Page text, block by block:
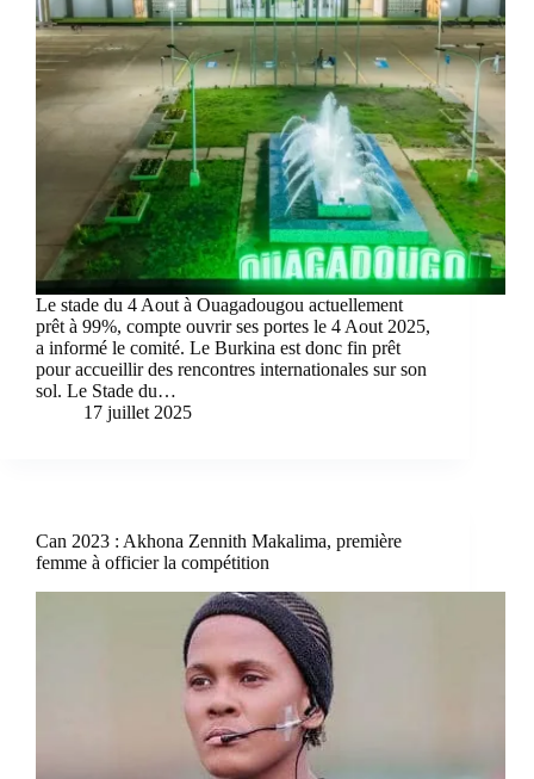
Le stade du 4 Aout à Ouagadougou actuellement
prêt à 99%, compte ouvrir ses portes le 4 Aout 2025,
a informé le comité. Le Burkina est donc fin prêt
pour accueillir des rencontres internationales sur son
sol. Le Stade du…
17 juillet 2025
Can 2023 : Akhona Zennith Makalima, première
femme à officier la compétition